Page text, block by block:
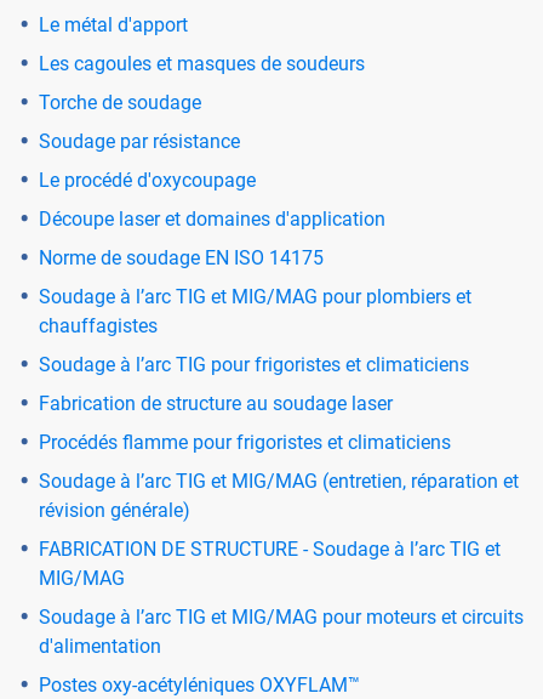
Le métal d'apport
Les cagoules et masques de soudeurs
Torche de soudage
Soudage par résistance
Le procédé d'oxycoupage
Découpe laser et domaines d'application
Norme de soudage EN ISO 14175
Soudage à l’arc TIG et MIG/MAG pour plombiers et
chauffagistes
Soudage à l’arc TIG pour frigoristes et climaticiens
Fabrication de structure au soudage laser
Procédés flamme pour frigoristes et climaticiens
Soudage à l’arc TIG et MIG/MAG (entretien, réparation et
révision générale)
FABRICATION DE STRUCTURE - Soudage à l’arc TIG et
MIG/MAG
Soudage à l’arc TIG et MIG/MAG pour moteurs et circuits
d'alimentation
Postes oxy-acétyléniques OXYFLAM™